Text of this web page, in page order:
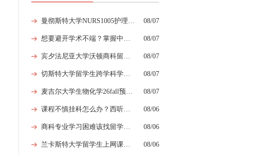
08/07
08/07
08/07
08/07
08/07
08/06
08/06
08/06